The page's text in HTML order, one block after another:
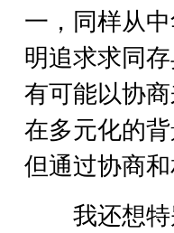
一，同样从
明追求求同
有可能以协
在多元化的
但通过协商
我还想特